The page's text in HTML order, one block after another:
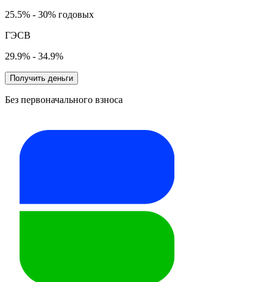
25.5% - 30% годовых
ГЭСВ
29.9% - 34.9%
Получить деньги
Без первоначального взноса